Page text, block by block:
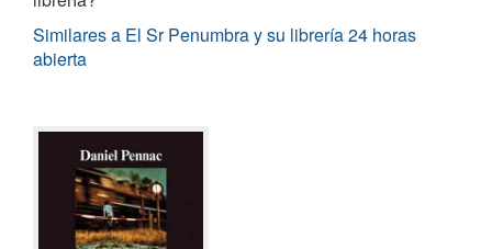
Similares a El Sr Penumbra y su librería 24 horas
abierta